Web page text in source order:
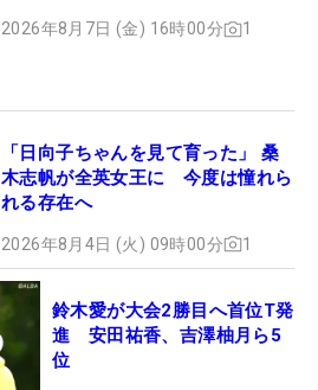
2026年8月7日 (金) 16時00分 1
「日向子ちゃんを見て育った」 桑
木志帆が全英女王に 今度は憧れら
れる存在へ
2026年8月4日 (火) 09時00分 1
鈴木愛が大会2勝目へ首位T発
進 安田祐香、吉澤柚月ら5
位